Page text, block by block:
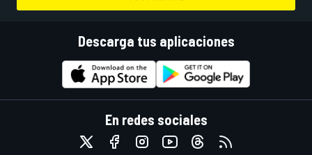
Descarga tus aplicaciones
En redes sociales